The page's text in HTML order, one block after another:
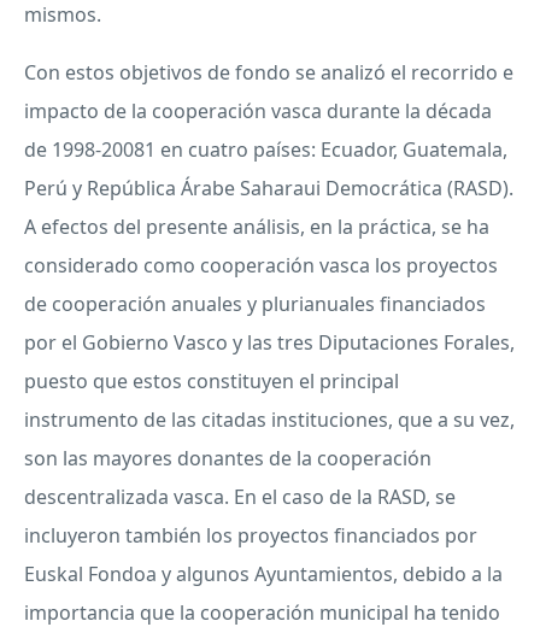
mismos.
Con estos objetivos de fondo se analizó el recorrido e
impacto de la cooperación vasca durante la década
de 1998-20081 en cuatro países: Ecuador, Guatemala,
Perú y República Árabe Saharaui Democrática (RASD).
A efectos del presente análisis, en la práctica, se ha
considerado como cooperación vasca los proyectos
de cooperación anuales y plurianuales financiados
por el Gobierno Vasco y las tres Diputaciones Forales,
puesto que estos constituyen el principal
instrumento de las citadas instituciones, que a su vez,
son las mayores donantes de la cooperación
descentralizada vasca. En el caso de la RASD, se
incluyeron también los proyectos financiados por
Euskal Fondoa y algunos Ayuntamientos, debido a la
importancia que la cooperación municipal ha tenido